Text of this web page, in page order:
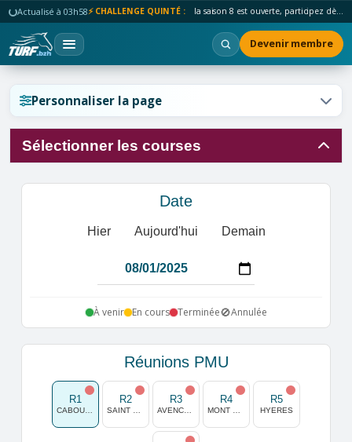
Actualisé à 03h58⚡ CHALLENGE QUINTÉ : la saison 8 est ouverte, participez dès maintenant !
Devenir membre
Personnaliser la page
Sélectionner les courses
Date
Hier Aujourd'hui Demain
À venir En cours Terminée🚫Annulée
Réunions PMU
R1 R2 R3 R4 R5
HYERES
Réinitialiser l'affichage ?
Réinitialiser